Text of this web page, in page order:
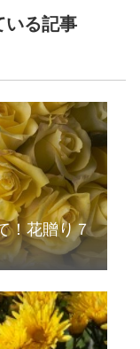
いる記事
！花贈り７